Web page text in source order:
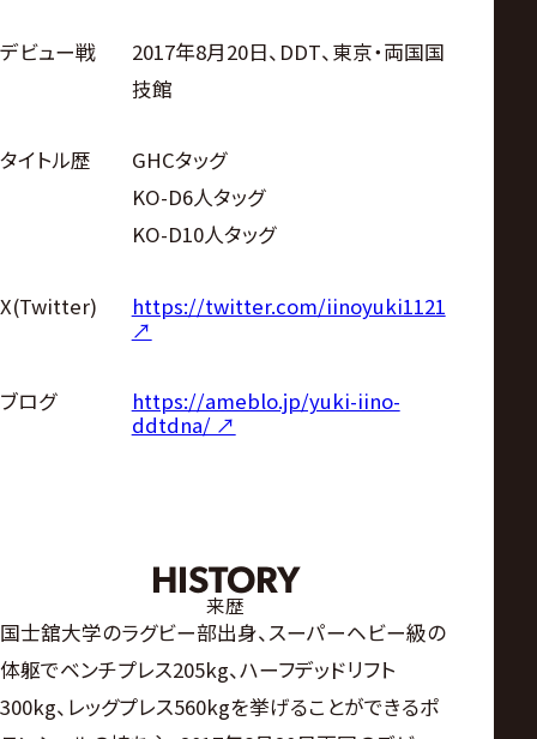
デビュー戦
2017年8月20日、DDT、東京・両国国
技館
タイトル歴
GHCタッグ
KO-D6人タッグ
KO-D10人タッグ
X(Twitter)
https://twitter.com/iinoyuki1121
↗︎
ブログ
https://ameblo.jp/yuki-iino-
ddtdna/ ↗︎
HISTORY
来歴
国士舘大学のラグビー部出身、スーパーヘビー級の
体躯でベンチプレス205kg、ハーフデッドリフト
300kg、レッグプレス560kgを挙げることができるポ